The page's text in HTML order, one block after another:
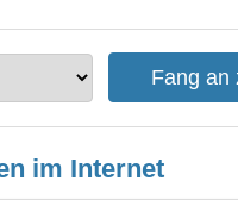
im Internet